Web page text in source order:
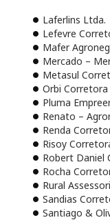
Laferlins Ltda.
Lefevre
Mafer
Mercado –
Metasul
Orbi
Pluma
Renato –
Renda
Risoy
Robert Daniel
Rocha
Rural
Sandias
Santiago &